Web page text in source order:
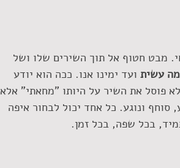
מבט חטוף אל תוך השירים שלו ושל
עשית ועד ימינו אנו. ככה הוא יודע
פוסל את השיר על היותו "מחאתי" אלא
סוחף ונוגע. כל אחד יכול לבחור איפה
בכל שפה, בכל זמן.